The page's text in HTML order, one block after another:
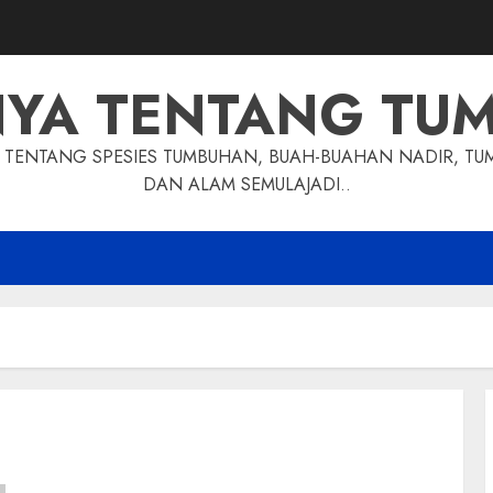
TENTANG
SPESIES TUMBUHAN, BUAH-BUAHAN NADIR,
DAN ALAM SEMULAJADI..